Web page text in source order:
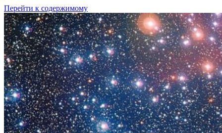
Перейти к содержимому